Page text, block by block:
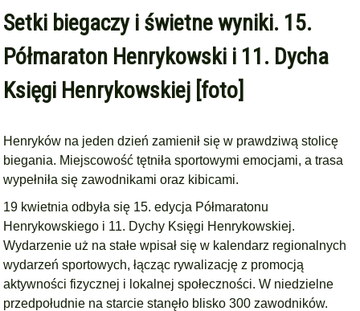
Setki biegaczy i świetne wyniki. 15.
Półmaraton Henrykowski i 11. Dycha
Księgi Henrykowskiej [foto]
Henryków na jeden dzień zamienił się w prawdziwą stolicę
biegania. Miejscowość tętniła sportowymi emocjami, a trasa
wypełniła się zawodnikami oraz kibicami.
19 kwietnia odbyła się 15. edycja Półmaratonu
Henrykowskiego i 11. Dychy Księgi Henrykowskiej.
Wydarzenie uż na stałe wpisał się w kalendarz regionalnych
wydarzeń sportowych, łącząc rywalizację z promocją
aktywności fizycznej i lokalnej społeczności. W niedzielne
przedpołudnie na starcie stanęło blisko 300 zawodników.